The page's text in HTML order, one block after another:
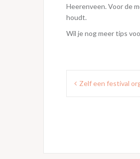
Heerenveen. Voor de
houdt.
Wil je nog meer tips
Bericht
Zelf een festival